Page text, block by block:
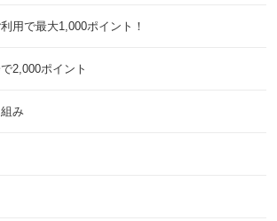
用で最大1,000ポイント！
2,000ポイント
み